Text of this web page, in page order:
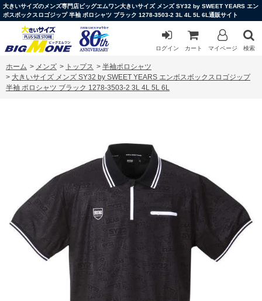
大きいサイズのメンズ専門店ビッグエムワン大きいサイズ メンズ SY32 by SWEET YEARS エン
ボスボックスロゴジップ 半袖 ポロシャツ ブラック 1278-3503-2 3L 4L 5L 6L通販サイト
ログイン カート マイページ 検索
ホーム > メンズ > トップス > 半袖ポロシャツ
> 大きいサイズ メンズ SY32 by SWEET YEARS エンボスボックスロゴジップ
半袖 ポロシャツ ブラック 1278-3503-2 3L 4L 5L 6L